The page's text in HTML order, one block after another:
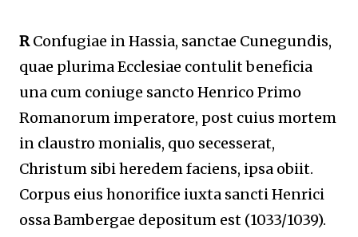
RConfugiae in Hassia, sanctae Cunegundis,
quae plurima Ecclesiae contulit beneficia
una cum coniuge sancto Henrico Primo
Romanorum imperatore, post cuius mortem
in claustro monialis, quo secesserat,
Christum sibi heredem faciens, ipsa obiit.
Corpus eius honorifice iuxta sancti Henrici
ossa Bambergae depositum est (1033/1039).